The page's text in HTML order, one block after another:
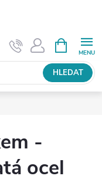
HLEDAT
NÁKUPNÍ
KOŠÍK
-
ocel